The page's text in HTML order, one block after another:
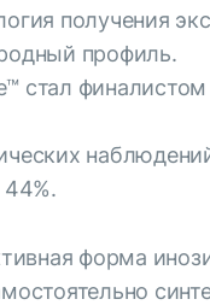
получения
профиль.
стал
44%.
форма